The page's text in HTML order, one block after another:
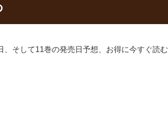
そして11巻の発売日予想、お得に今すぐ読